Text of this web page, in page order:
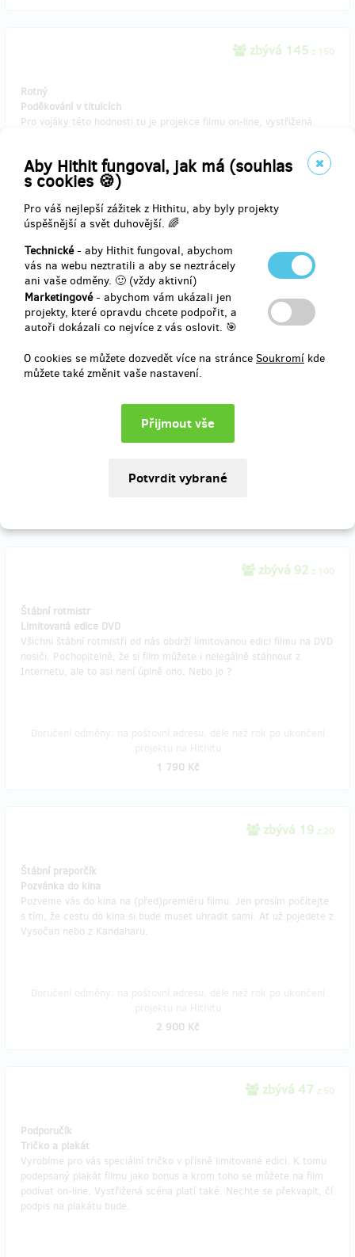
Aby Hithit fungoval, jak má (souhlas
s cookies 🍪)
Pro váš nejlepší zážitek z Hithitu, aby byly projekty
úspěšnější a svět duhovější. 🌈
Technické- aby Hithit fungoval, abychom
vás na webu neztratili a aby se neztrácely
ani vaše odměny. 🙂 (vždy aktivní)
Marketingové- abychom vám ukázali jen
projekty, které opravdu chcete podpořit, a
autoři dokázali co nejvíce z vás oslovit. 🎯
O cookies se můžete dozvedět více na stránce Soukromí kde
můžete také změnit vaše nastavení.
zbývá 145 z 150
Rotný
Poděkování v titulcích
Pro vojáky této hodnosti tu je projekce filmu on-line, vystřižená
Doručení odměny: na poštovní adresu, déle než rok po ukončení
projektu na Hithitu
1 290 Kč
zbývá 98 z 100
Rotmistr
CD soundtrack
Líbí se vám ta metalová hudba v ukázce? Jako výraz vděčnosti od
Doručení odměny: na poštovní adresu, déle než rok po ukončení
projektu na Hithitu
zbývá 92 z 100
Štábní rotmistr
Limitovaná edice DVD
Všichni štábní rotmistři od nás obdrží limitovanou edici filmu na DVD
nosiči. Pochopitelně, že si film můžete i nelegálně stáhnout z
Internetu, ale to asi není úplně ono. Nebo jo ?
1 790 Kč
zbývá 19 z 20
Štábní praporčík
Pozvánka do kina
Pozveme vás do kina na (před)premiéru filmu. Jen prosím počítejte
s tím, že cestu do kina si bude muset uhradit sami. Ať už pojedete z
Vysočan nebo z Kandaharu.
2 900 Kč
zbývá 47 z 50
Podporučík
Tričko a plakát
Vyrobíme pro vás speciální tričko v přísně limitované edici. K tomu
podepsaný plakát filmu jako bonus a krom toho se můžete na film
podívat on-line. Vystřižená scéna platí také. Nechte se překvapit, čí
podpis na plakátu bude.